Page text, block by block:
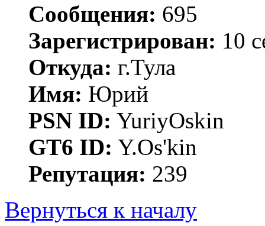
Сообщения: 695
Зарегистрирован: 10
Откуда: г.Тула
Имя: Юрий
PSN ID: YuriyOskin
GT6 ID: Y.Os'kin
Репутация: 239
Вернуться к началу